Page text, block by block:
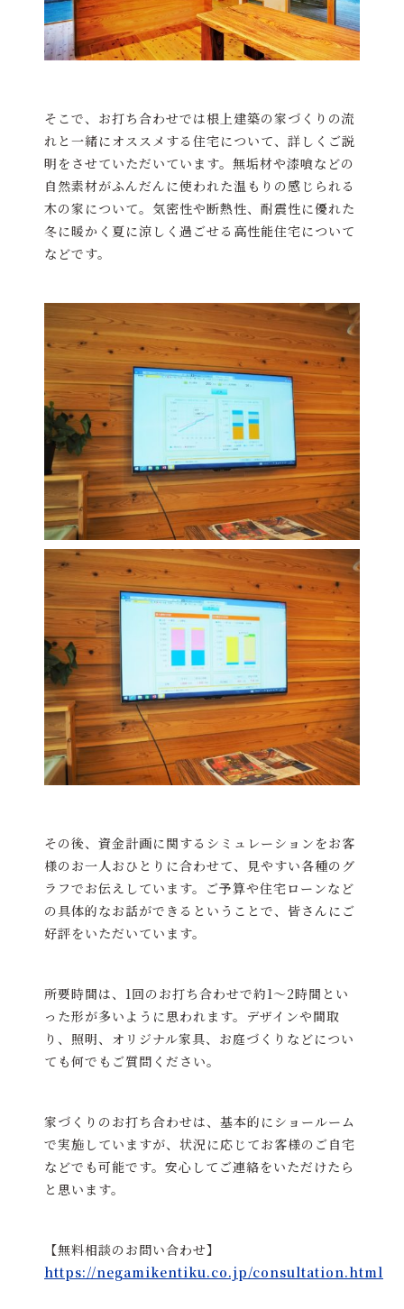
そこで、お打ち合わせでは根上建築の家づくりの流
れと一緒にオススメする住宅について、詳しくご説
明をさせていただいています。無垢材や漆喰などの
自然素材がふんだんに使われた温もりの感じられる
木の家について。気密性や断熱性、耐震性に優れた
冬に暖かく夏に涼しく過ごせる高性能住宅について
などです。
その後、資金計画に関するシミュレーションをお客
様のお一人おひとりに合わせて、見やすい各種のグ
ラフでお伝えしています。ご予算や住宅ローンなど
の具体的なお話ができるということで、皆さんにご
好評をいただいています。
所要時間は、1回のお打ち合わせで約1～2時間とい
った形が多いように思われます。デザインや間取
り、照明、オリジナル家具、お庭づくりなどについ
ても何でもご質問ください。
家づくりのお打ち合わせは、基本的にショールーム
で実施していますが、状況に応じてお客様のご自宅
などでも可能です。安心してご連絡をいただけたら
と思います。
【無料相談のお問い合わせ】
https://negamikentiku.co.jp/consultation.html